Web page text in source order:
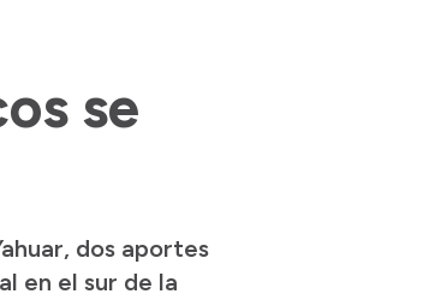
se
dos aportes
en el sur de la